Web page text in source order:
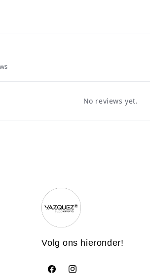
No reviews yet.
Volg ons hieronder!